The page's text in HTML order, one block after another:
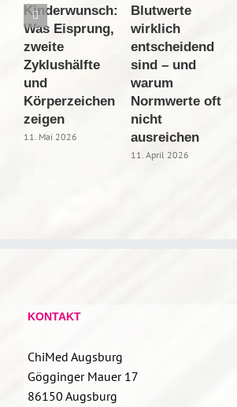
Kinderwunsch:
Was Eisprung,
zweite
Zyklushälfte
und
Körperzeichen
zeigen
11. Mai 2026
Blutwerte
wirklich
entscheidend
sind – und
warum
Normwerte oft
nicht
ausreichen
11. April 2026
KONTAKT
ChiMed Augsburg
Gögginger Mauer 17
86150 Augsburg